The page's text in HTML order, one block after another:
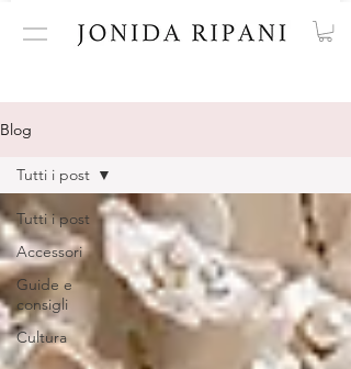
Blog
Tutti i post
Accessori
Guide e
consigli
Cultura
Tutti i post